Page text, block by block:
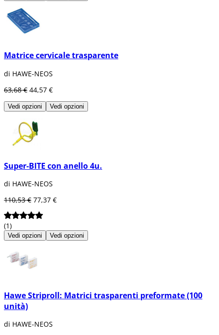
Matrice cervicale trasparente
di HAWE-NEOS
63,68 € 44,57 €
Vedi opzioni Vedi opzioni
Super-BITE con anello 4u.
di HAWE-NEOS
110,53 € 77,37 €
(1)
Vedi opzioni Vedi opzioni
Hawe Striproll: Matrici trasparenti preformate (100
unità)
di HAWE-NEOS